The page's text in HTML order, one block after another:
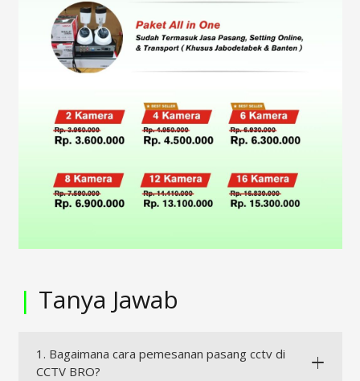
| Tanya Jawab
1. Bagaimana cara pemesanan pasang cctv di
CCTV BRO?